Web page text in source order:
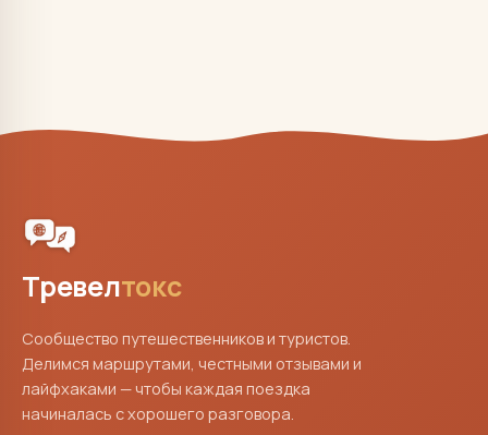
Тревелтокс
Сообщество путешественников и туристов.
Делимся маршрутами, честными отзывами и
лайфхаками — чтобы каждая поездка
начиналась с хорошего разговора.